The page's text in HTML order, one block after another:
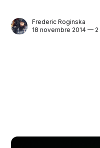
Frederic Roginska
18 novembre 2014 —